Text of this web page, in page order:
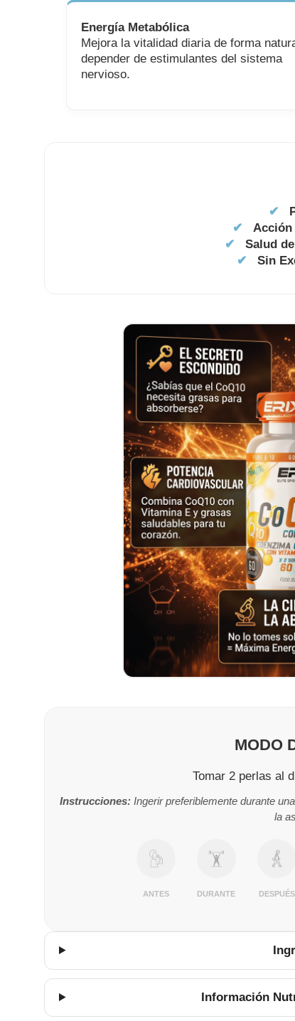
Energía Metabólica
Mejora la vitalidad diaria de forma
depender de estimulantes del sistema
nervioso.
✔
✔
Acción
✔
Salud
✔
Sin
MODO
Tomar 2 perlas al
Instrucciones: Ingerir preferiblemente durante
la
ANTES DURANTE DESPUÉS
Información